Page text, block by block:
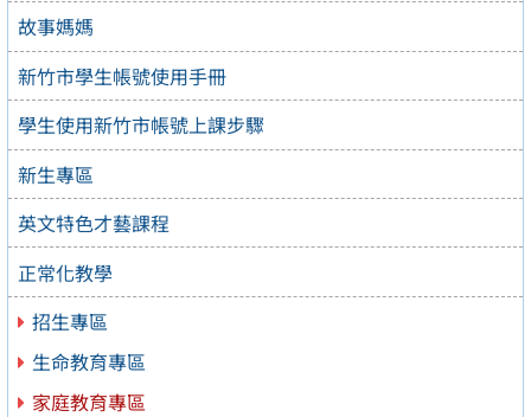
故事媽媽
新竹市學生帳號使用手冊
學生使用新竹市帳號上課步驟
新生專區
英文特色才藝課程
正常化教學
招生專區
生命教育專區
家庭教育專區